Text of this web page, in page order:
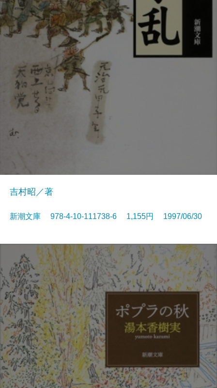
吉村昭／著
新潮文庫 978-4-10-111738-6 1,155円 1997/06/30